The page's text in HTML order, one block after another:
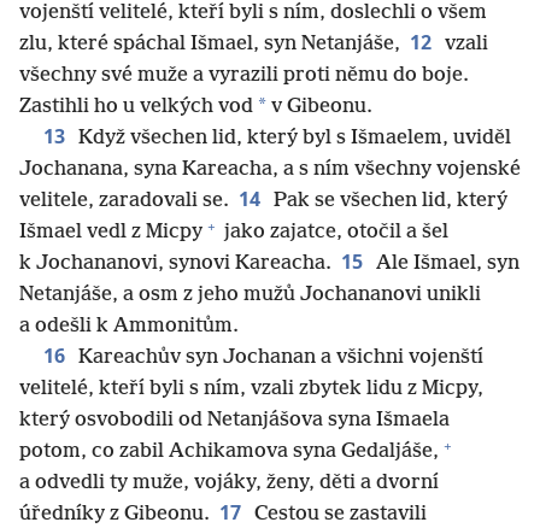
vojenští velitelé, kteří byli s ním, doslechli o všem
zlu, které spáchal Išmael, syn Netanjáše, 12 vzali
všechny své muže a vyrazili proti němu do boje.
Zastihli ho u velkých vod * v Gibeonu.
13 Když všechen lid, který byl s Išmaelem, uviděl
Jochanana, syna Kareacha, a s ním všechny vojenské
velitele, zaradovali se. 14 Pak se všechen lid, který
Išmael vedl z Micpy + jako zajatce, otočil a šel
k Jochananovi, synovi Kareacha. 15 Ale Išmael, syn
Netanjáše, a osm z jeho mužů Jochananovi unikli
a odešli k Ammonitům.
16 Kareachův syn Jochanan a všichni vojenští
velitelé, kteří byli s ním, vzali zbytek lidu z Micpy,
který osvobodili od Netanjášova syna Išmaela
potom, co zabil Achikamova syna Gedaljáše, +
a odvedli ty muže, vojáky, ženy, děti a dvorní
úředníky z Gibeonu. 17 Cestou se zastavili